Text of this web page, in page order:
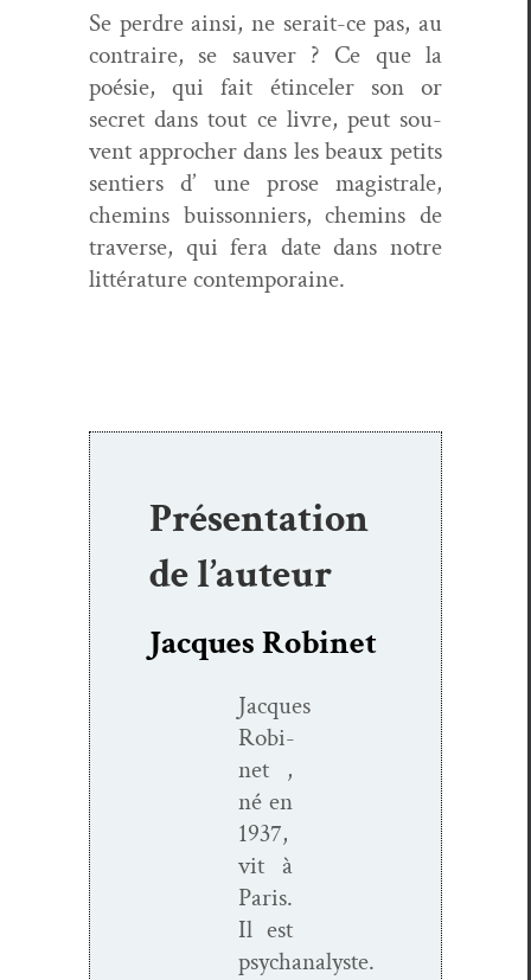
Se per­dre ain­si, ne serait-ce pas, au
con­traire, se sauver ? Ce que la
poésie, qui fait étinceler son or
secret dans tout ce livre, peut sou­
vent approcher dans les beaux petits
sen­tiers d’ une prose magis­trale,
chemins buis­son­niers, chemins de
tra­verse, qui fera date dans notre
lit­téra­ture contemporaine.
Présentation
de l’auteur
Jacques Robinet
Jacques
Robi­
net ,
né en
1937,
vit à
Paris.
Il est
psychanalyste.